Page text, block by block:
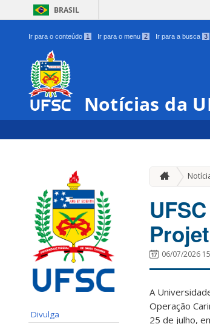
BRASIL
Ir para o conteúdo 1 Ir para o menu 2 Ir para a busca 3
Notícias da
Divulga
06/07/2026
A
Operação
25 de julho,